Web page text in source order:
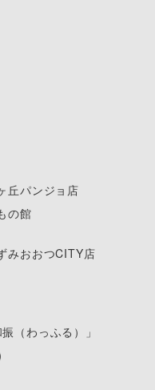
丘パンジョ店
の館
みおおつCITY店
（わっふる）」